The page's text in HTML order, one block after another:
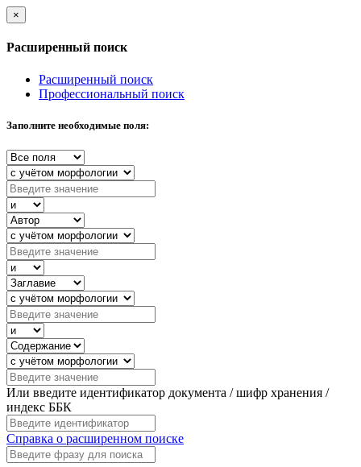
×
Расширенный поиск
Расширенный поиск
Профессиональный поиск
Заполните необходимые поля:
Или введите идентификатор документа / шифр хранения /
индекс ББК
Справка о расширенном поиске